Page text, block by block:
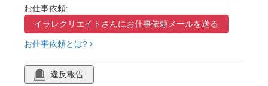
パープル
お仕事依頼:
イラレクリエイトさんにお仕事依頼メールを送る
お仕事依頼とは?
違反報告